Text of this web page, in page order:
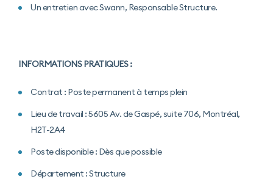
Un entretien avec Swann, Responsable Structure.
INFORMATIONS PRATIQUES :
Contrat : Poste permanent à temps plein
Lieu de travail : 5605 Av. de Gaspé, suite 706, Montréal,
H2T-2A4
Poste disponible : Dès que possible
Département : Structure